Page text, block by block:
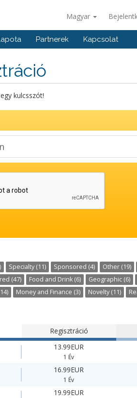
Magyar
Partnerek Kapcsolat
kulcsszót!
Specialty (11) Sponsored (4) Other (19)
(47) Food and Drink (6) Geographic (6)
Money and Finance (3) Novelty (11)
Regisztráció
13.99EUR
1 Év
16.99EUR
1 Év
19.99EUR